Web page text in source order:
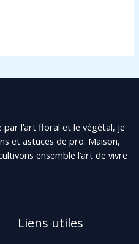
par l’art floral et le végétal, je
et astuces de pro. Maison,
ensemble l’art de vivre
Liens utiles